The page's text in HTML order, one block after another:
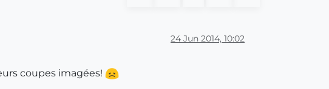
24 Jun 2014, 10:02
coupes imagées!